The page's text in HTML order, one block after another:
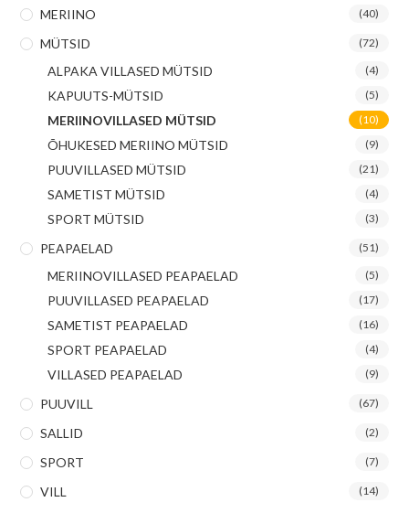
MERIINO (40)
MÜTSID (72)
ALPAKA VILLASED MÜTSID (4)
KAPUUTS-MÜTSID (5)
MERIINOVILLASED MÜTSID (10)
ÕHUKESED MERIINO MÜTSID (9)
PUUVILLASED MÜTSID (21)
SAMETIST MÜTSID (4)
SPORT MÜTSID (3)
PEAPAELAD (51)
MERIINOVILLASED PEAPAELAD (5)
PUUVILLASED PEAPAELAD (17)
SAMETIST PEAPAELAD (16)
SPORT PEAPAELAD (4)
VILLASED PEAPAELAD (9)
PUUVILL (67)
SALLID (2)
SPORT (7)
VILL (14)